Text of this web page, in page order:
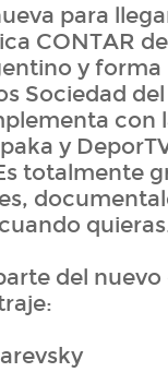
para
CONTAR
y forma
Sociedad
con
y
totalmente
del